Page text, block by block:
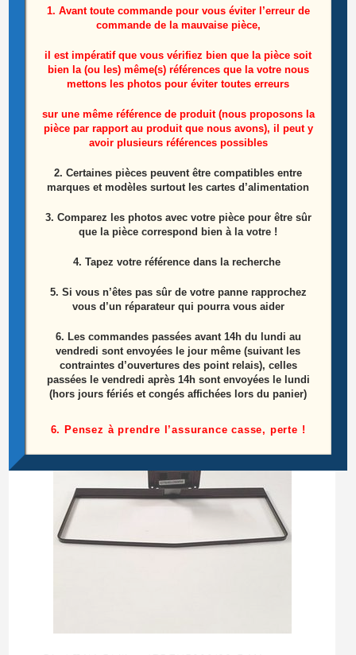
Barre Leds Télé Philips 47pfh5209/88
Référence: 1566A
8,50€
Ajouter au panier
1. Avant toute commande pour vous éviter l’erreur de
commande de la mauvaise pièce,
il est impératif que vous vérifiez bien que la pièce soit
bien la (ou les) même(s) références que la votre nous
mettons les photos pour éviter toutes erreurs
sur une même référence de produit (nous proposons la
pièce par rapport au produit que nous avons), il peut y
avoir plusieurs références possibles
2. Certaines pièces peuvent être compatibles entre
marques et modèles surtout les cartes d’alimentation
3. Comparez les photos avec votre pièce pour être sûr
que la pièce correspond bien à la votre !
4. Tapez votre référence dans la recherche
5. Si vous n’êtes pas sûr de votre panne rapprochez
vous d’un réparateur qui pourra vous aider
6. Les commandes passées avant 14h du lundi au
vendredi sont envoyées le jour même (suivant les
contraintes d’ouvertures des point relais), celles
passées le vendredi après 14h sont envoyées le lundi
(hors jours fériés et congés affichées lors du panier)
6. Pensez à prendre l’assurance casse, perte !